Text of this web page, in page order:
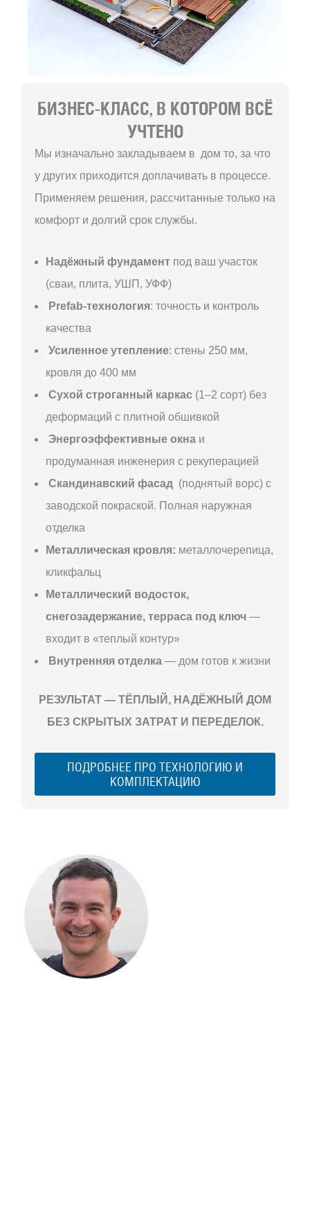
БИЗНЕС-КЛАСС, В КОТОРОМ ВСЁ
УЧТЕНО
Мы изначально закладываем в дом то, за что
у других приходится доплачивать в процессе.
Применяем решения, рассчитанные только на
комфорт и долгий срок службы.
Надёжный фундамент под ваш участок
(сваи, плита, УШП, УФФ)
Prefab-технология: точность и контроль
качества
Усиленное утепление: стены 250 мм,
кровля до 400 мм
Сухой строганный каркас (1–2 сорт) без
деформаций с плитной обшивкой
Энергоэффективные окна и
продуманная инженерия с рекуперацией
Скандинавский фасад (поднятый ворс) с
заводской покраской. Полная наружная
отделка
Металлическая кровля: металлочерепица,
кликфальц
Металлический водосток,
снегозадержание, терраса под ключ —
входит в «теплый контур»
Внутренняя отделка — дом готов к жизни
РЕЗУЛЬТАТ — ТЁПЛЫЙ, НАДЁЖНЫЙ ДОМ
БЕЗ СКРЫТЫХ ЗАТРАТ И ПЕРЕДЕЛОК.
ПОДРОБНЕЕ ПРО ТЕХНОЛОГИЮ И
КОМПЛЕКТАЦИЮ